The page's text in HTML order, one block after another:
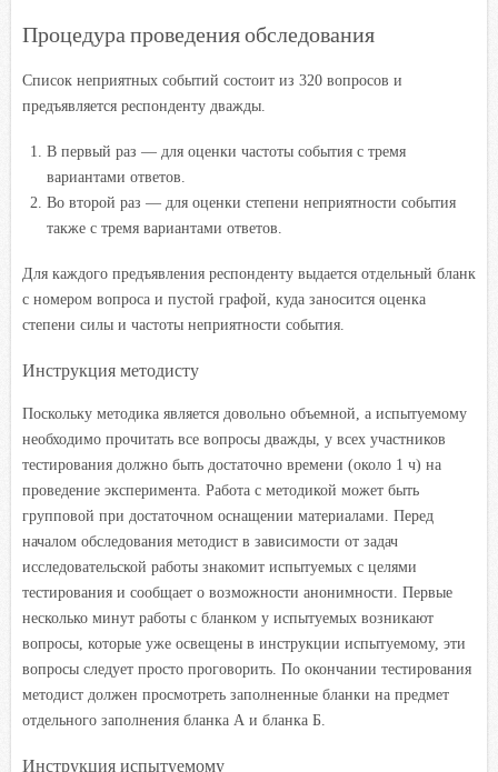
Процедура проведения обследования
Список неприятных событий состоит из 320 вопросов и
предъявляется респонденту дважды.
В первый раз — для оценки частоты события с тремя
вариантами ответов.
Во второй раз — для оценки степени неприятности события
также с тремя вариантами ответов.
Для каждого предъявления респонденту выдается отдельный бланк
с номером вопроса и пустой графой, куда заносится оценка
степени силы и частоты неприятности события.
Инструкция методисту
Поскольку методика является довольно объемной, а испытуемому
необходимо прочитать все вопросы дважды, у всех участников
тестирования должно быть достаточно времени (около 1 ч) на
проведение эксперимента. Работа с методикой может быть
групповой при достаточном оснащении материалами. Перед
началом обследования методист в зависимости от задач
исследовательской работы знакомит испытуемых с целями
тестирования и сообщает о возможности анонимности. Первые
несколько минут работы с бланком у испытуемых возникают
вопросы, которые уже освещены в инструкции испытуемому, эти
вопросы следует просто проговорить. По окончании тестирования
методист должен просмотреть заполненные бланки на предмет
отдельного заполнения бланка А и бланка Б.
Инструкция испытуемому